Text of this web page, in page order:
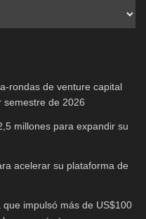
rondas de venture capital
semestre de 2026
millones para expandir su
acelerar su plataforma de
impulsó más de US$100